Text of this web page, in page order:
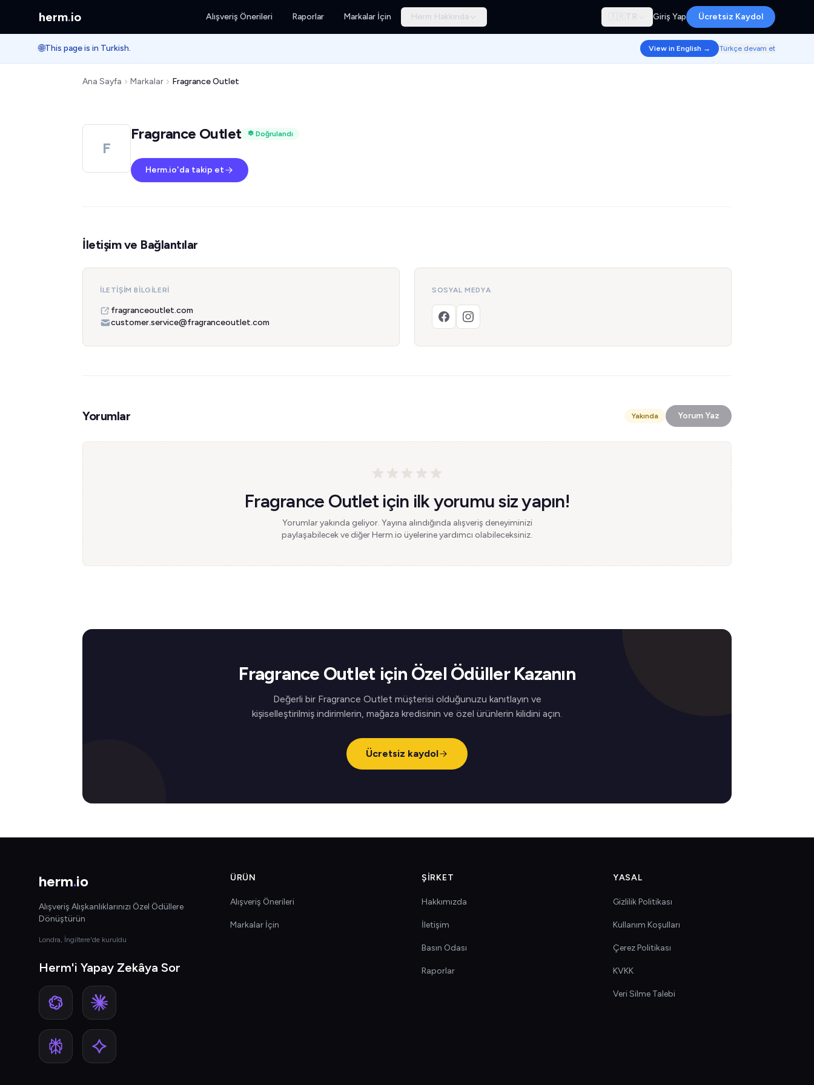
herm.io Alışveriş Önerileri Raporlar Markalar İçin Herm Hakkında 🇹🇷 TR Giriş Yap Ücretsiz Kaydol
🌐This page is in Turkish. View in English → Türkçe devam et
Ana Sayfa Markalar Fragrance Outlet
F
Fragrance Outlet Doğrulandı
Herm.io'da takip et
İletişim ve Bağlantılar
İLETIŞIM BILGILERI
fragranceoutlet.com
customer.service@fragranceoutlet.com
SOSYAL MEDYA
Yorumlar Yakında Yorum Yaz
Fragrance Outlet için ilk yorumu siz yapın!
Yorumlar yakında geliyor. Yayına alındığında alışveriş deneyiminizi
paylaşabilecek ve diğer Herm.io üyelerine yardımcı olabileceksiniz.
Fragrance Outlet için Özel Ödüller Kazanın
Değerli bir Fragrance Outlet müşterisi olduğunuzu kanıtlayın ve
kişiselleştirilmiş indirimlerin, mağaza kredisinin ve özel ürünlerin kilidini açın.
Ücretsiz kaydol
herm.io
Alışveriş Alışkanlıklarınızı Özel Ödüllere
Dönüştürün
Londra, İngiltere'de kuruldu
Herm'i Yapay Zekâya Sor
ÜRÜN
Alışveriş Önerileri
Markalar İçin
ŞIRKET
Hakkımızda
İletişim
Basın Odası
Raporlar
YASAL
Gizlilik Politikası
Kullanım Koşulları
Çerez Politikası
KVKK
Veri Silme Talebi